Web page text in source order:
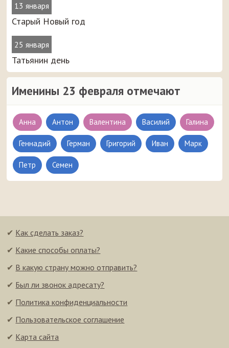
13 января
Старый Новый год
25 января
Татьянин день
Именины 23 февраля отмечают
Анна Антон Валентина Василий Галина
Геннадий Герман Григорий Иван Марк
Петр Семен
✔ Как сделать заказ?
✔ Какие способы оплаты?
✔ В какую страну можно отправить?
✔ Был ли звонок адресату?
✔ Политика конфиденциальности
✔ Пользовательское соглашение
✔ Карта сайта